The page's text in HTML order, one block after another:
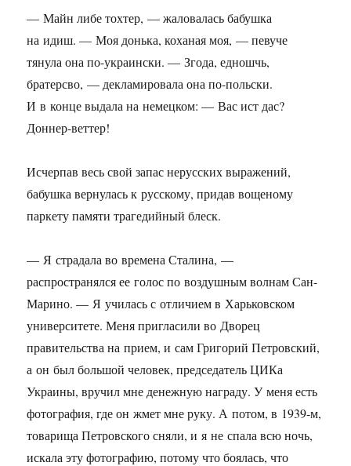
— Майн либе тохтер, — жаловалась бабушка
на идиш. — Моя донька, коханая моя, — певуче
тянула она по-украински. — Згода, едношчь,
братерсво, — декламировала она по-польски.
И в конце выдала на немецком: — Вас ист дас?
Доннер-веттер!
Исчерпав весь свой запас нерусских выражений,
бабушка вернулась к русскому, придав вощеному
паркету памяти трагедийный блеск.
— Я страдала во времена Сталина, —
распространялся ее голос по воздушным волнам Сан-
Марино. — Я училась с отличием в Харьковском
университете. Меня пригласили во Дворец
правительства на прием, и сам Григорий Петровский,
а он был большой человек, председатель ЦИКа
Украины, вручил мне денежную награду. У меня есть
фотография, где он жмет мне руку. А потом, в 1939-м,
товарища Петровского сняли, и я не спала всю ночь,
искала эту фотографию, потому что боялась, что